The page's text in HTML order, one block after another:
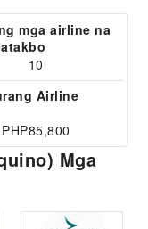
mga airline na
10
Airline
PHP85,800
Mga